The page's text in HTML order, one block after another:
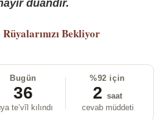
duandır.
Rüyalarınızı Bekliyor
Bugün
36
te’vîl kılındı
%92 için
2 saat
cevab müddeti